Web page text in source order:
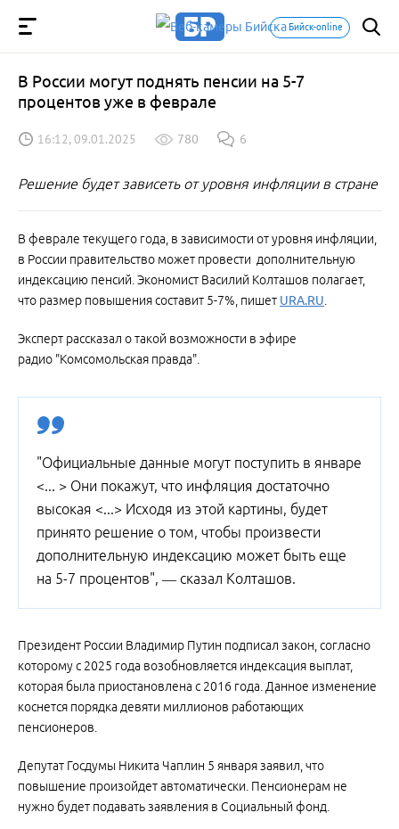
Бийск-online
В России могут поднять пенсии на 5-7
процентов уже в феврале
16:12, 09.01.2025 780 6
Решение будет зависеть от уровня инфляции в стране
В феврале текущего года, в зависимости от уровня инфляции,
в России правительство может провести дополнительную
индексацию пенсий. Экономист Василий Колташов полагает,
что размер повышения составит 5-7%, пишет URA.RU
Эксперт рассказал о такой возможности в эфире
радио "Комсомольская правда".
"Официальные данные могут поступить в январе
<... > Они покажут, что инфляция достаточно
высокая <...> Исходя из этой картины, будет
принято решение о том, чтобы произвести
дополнительную индексацию может быть еще
на 5-7 процентов", — сказал Колташов.
Президент России Владимир Путин подписал закон, согласно
которому с 2025 года возобновляется индексация выплат,
которая была приостановлена с 2016 года. Данное изменение
коснется порядка девяти миллионов работающих
пенсионеров.
Депутат Госдумы Никита Чаплин 5 января заявил, что
повышение произойдет автоматически. Пенсионерам не
нужно будет подавать заявления в Социальный фонд.